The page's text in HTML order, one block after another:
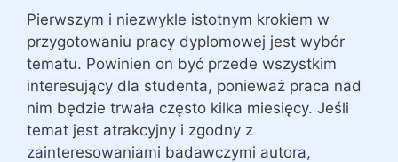
Pierwszym i niezwykle istotnym krokiem w
przygotowaniu pracy dyplomowej jest wybór
tematu. Powinien on być przede wszystkim
interesujący dla studenta, ponieważ praca nad
nim będzie trwała często kilka miesięcy. Jeśli
temat jest atrakcyjny i zgodny z
zainteresowaniami badawczymi autora,